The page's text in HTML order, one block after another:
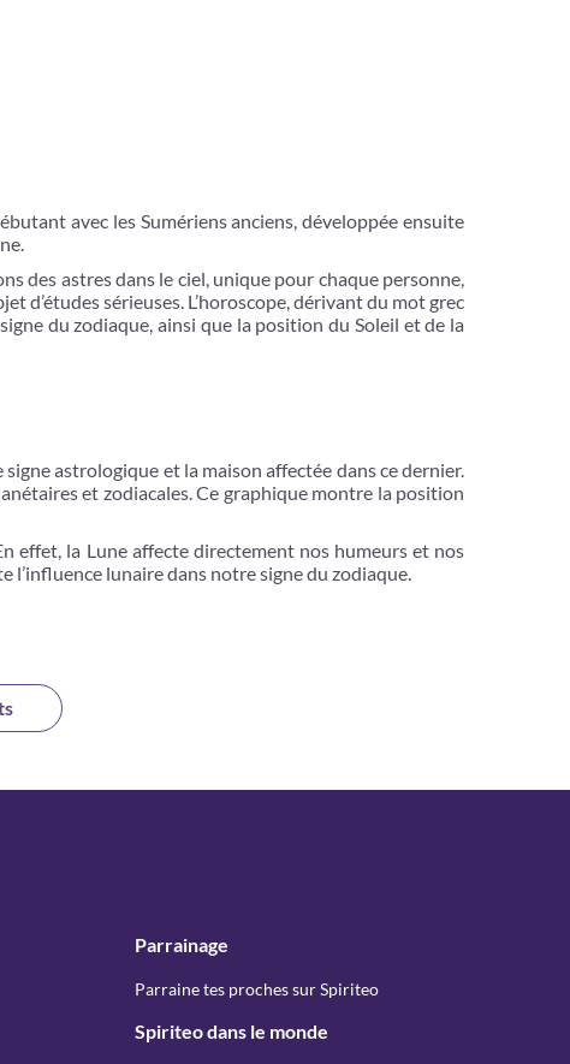
avec les Sumériens anciens, développée ensuite
des astres dans le ciel, unique pour chaque personne,
d’études sérieuses. L’horoscope, dérivant du mot grec
du zodiaque, ainsi que la position du Soleil et de la
astrologique et la maison affectée dans ce dernier.
et zodiacales. Ce graphique montre la position
effet, la Lune affecte directement nos humeurs et nos
l’influence lunaire dans notre signe du zodiaque.
Parrainage
Parraine tes proches sur Spiriteo
Spiriteo dans le monde